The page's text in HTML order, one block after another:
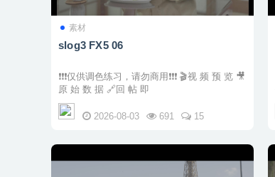
素材
slog3 FX5 06
❗❗❗仅供调色练习，请勿商用❗❗❗ 🎬视 频 预 览 🎥
原 始 数 据 🔗回 帖 即
2026-08-03 691 15